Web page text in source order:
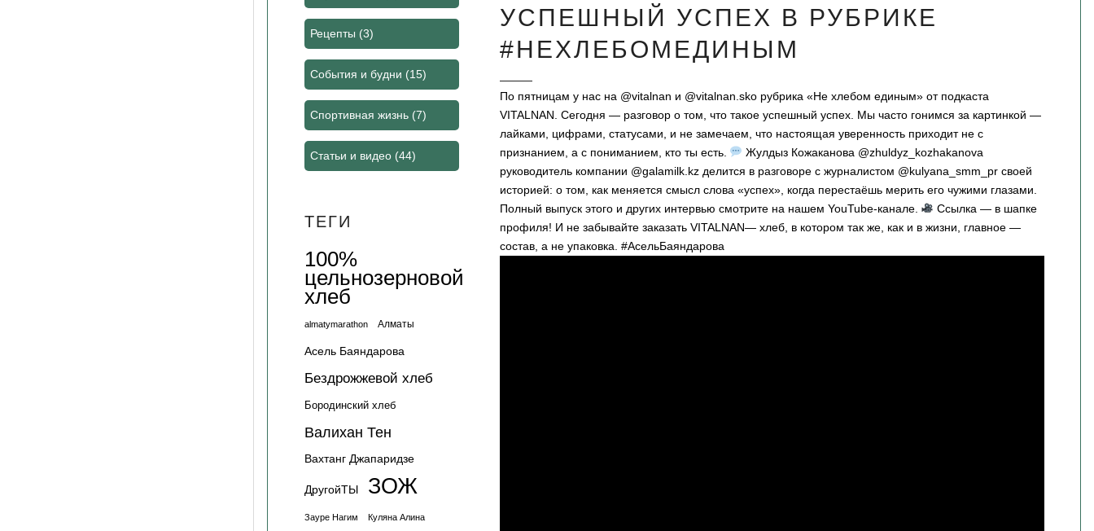
УСПЕШНЫЙ УСПЕХ В РУБРИКЕ
#НЕХЛЕБОМЕДИНЫМ
По пятницам у нас на @vitalnan и @vitalnan.sko рубрика «Не хлебом единым» от подкаста
VITALNAN. Сегодня — разговор о том, что такое успешный успех. Мы часто гонимся за картинкой —
лайками, цифрами, статусами, и не замечаем, что настоящая уверенность приходит не с
признанием, а с пониманием, кто ты есть.
Жулдыз Кожаканова @zhuldyz_kozhakanova
руководитель компании @galamilk.kz делится в разговоре с журналистом @kulyana_smm_pr своей
историей: о том, как меняется смысл слова «успех», когда перестаёшь мерить его чужими глазами.
Полный выпуск этого и других интервью смотрите на нашем YouTube-канале.
Ссылка — в шапке
профиля! И не забывайте заказать VITALNAN— хлеб, в котором так же, как и в жизни, главное —
состав, а не упаковка. #АсельБаяндарова
Рецепты (3)
События и будни (15)
Спортивная жизнь (7)
Статьи и видео (44)
ТЕГИ
100%
цельнозерновой
хлеб
almatymarathon Алматы
Асель Баяндарова
Бездрожжевой хлеб
Бородинский хлеб
Валихан Тен
Вахтанг Джапаридзе
ДругойТЫ ЗОЖ
Зауре Нагим Куляна Алина